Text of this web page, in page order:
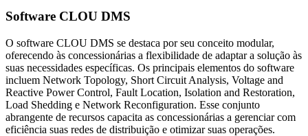
Software CLOU DMS
O software CLOU DMS se destaca por seu conceito modular,
oferecendo às concessionárias a flexibilidade de adaptar a solução às
suas necessidades específicas. Os principais elementos do software
incluem Network Topology, Short Circuit Analysis, Voltage and
Reactive Power Control, Fault Location, Isolation and Restoration,
Load Shedding e Network Reconfiguration. Esse conjunto
abrangente de recursos capacita as concessionárias a gerenciar com
eficiência suas redes de distribuição e otimizar suas operações.